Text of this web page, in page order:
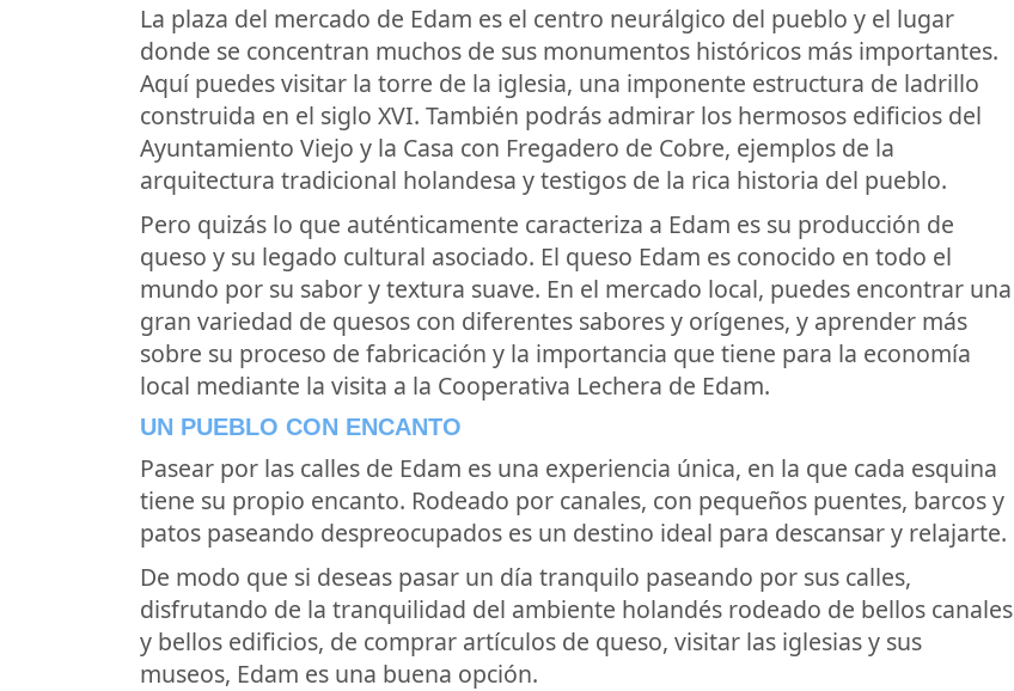
La plaza del mercado de Edam es el centro neurálgico del pueblo y el lugar
donde se concentran muchos de sus monumentos históricos más importantes.
Aquí puedes visitar la torre de la iglesia, una imponente estructura de ladrillo
construida en el siglo XVI. También podrás admirar los hermosos edificios del
Ayuntamiento Viejo y la Casa con Fregadero de Cobre, ejemplos de la
arquitectura tradicional holandesa y testigos de la rica historia del pueblo.
Pero quizás lo que auténticamente caracteriza a Edam es su producción de
queso y su legado cultural asociado. El queso Edam es conocido en todo el
mundo por su sabor y textura suave. En el mercado local, puedes encontrar una
gran variedad de quesos con diferentes sabores y orígenes, y aprender más
sobre su proceso de fabricación y la importancia que tiene para la economía
local mediante la visita a la Cooperativa Lechera de Edam.
UN PUEBLO CON ENCANTO
Pasear por las calles de Edam es una experiencia única, en la que cada esquina
tiene su propio encanto. Rodeado por canales, con pequeños puentes, barcos y
patos paseando despreocupados es un destino ideal para descansar y relajarte.
De modo que si deseas pasar un día tranquilo paseando por sus calles,
disfrutando de la tranquilidad del ambiente holandés rodeado de bellos canales
y bellos edificios, de comprar artículos de queso, visitar las iglesias y sus
museos, Edam es una buena opción.